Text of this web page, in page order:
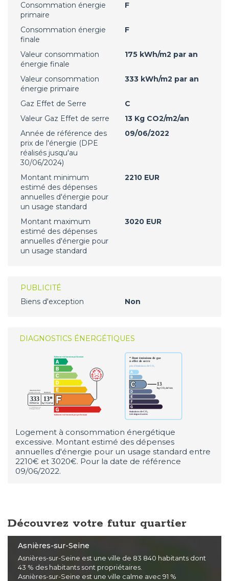
Consommation énergie
primaire
F
Consommation énergie
finale
F
Valeur consommation
énergie finale
175 kWh/m2 par an
Valeur consommation
énergie primaire
333 kWh/m2 par an
Gaz Effet de Serre
C
Valeur Gaz Effet de serre
13 Kg CO2/m2/an
Année de référence des
prix de l'énergie (DPE
réalisés jusqu'au
30/06/2024)
09/06/2022
Montant minimum
estimé des dépenses
annuelles d'énergie pour
un usage standard
2210 EUR
Montant maximum
estimé des dépenses
annuelles d'énergie pour
un usage standard
3020 EUR
PUBLICITÉ
Biens d'exception
Non
DIAGNOSTICS ÉNERGÉTIQUES
Logement à consommation énergétique
excessive. Montant estimé des dépenses
annuelles d'énergie pour un usage standard entre
2210€ et 3020€. Pour la date de référence
09/06/2022.
Découvrez votre futur quartier
Asnières-sur-Seine
Asnières-sur-Seine est une ville de 83 840 habitants dont
43 % des habitants sont propriétaires.
Asnières-sur-Seine est une ville calme avec 91 %